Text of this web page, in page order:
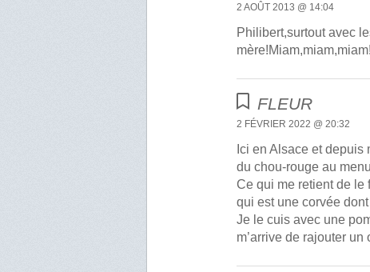
2 AOÛT 2013 @ 14:04
Philibert,surtout avec
mère!Miam,miam,miam!
FLEUR
2 FÉVRIER 2022 @ 20:32
Ici en Alsace et depuis
du chou-rouge au
Ce qui me retient de le
qui est une corvée
Je le cuis avec une
m’arrive de rajouter